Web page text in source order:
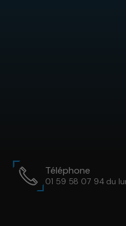
Téléphone
01 59 58 07 94 du